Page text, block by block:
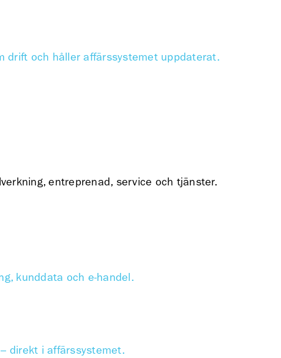
drift och håller affärssystemet uppdaterat.
entreprenad, service och tjänster.
kunddata och e-handel.
direkt i affärssystemet.